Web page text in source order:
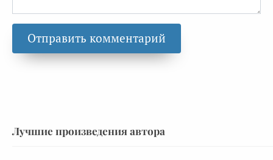
Лучшие произведения автора